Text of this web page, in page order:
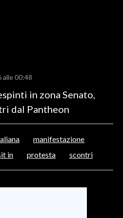
alle 00:48
in zona Senato,
dal Pantheon
manifestazione
in protesta scontri